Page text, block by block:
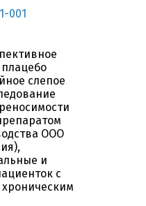
001
слепое
ООО
и
с